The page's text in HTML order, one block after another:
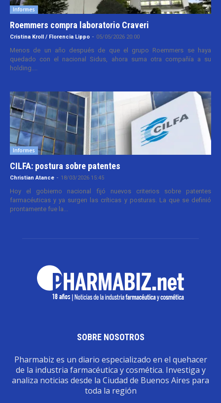
Informes
Roemmers compra laboratorio Craveri
Cristina Kroll / Florencia Lippo - 05/05/2026 20:00
Menos de un año después de que el grupo Roemmers se haya
quedado con el nacional Sidus, ahora suma otra compañía a su
holding....
Informes
CILFA: postura sobre patentes
Christian Atance - 18/03/2026 15:45
Hoy el gobierno nacional fijó nuevos criterios sobre patentes
farmacéuticas y ya surgen las críticas y posturas. La que se definió
prontamente fue la...
SOBRE NOSOTROS
Pharmabiz es un diario especializado en el quehacer
de la industria farmacéutica y cosmética. Investiga y
analiza noticias desde la Ciudad de Buenos Aires para
toda la región